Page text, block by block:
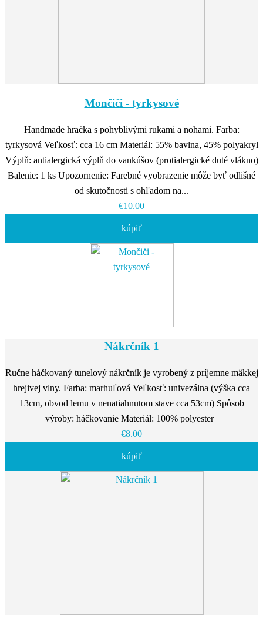
Mončiči - tyrkysové
Handmade hračka s pohyblivými rukami a nohami. Farba:
tyrkysová Veľkosť: cca 16 cm Materiál: 55% bavlna, 45% polyakryl
Výplň: antialergická výplň do vankúšov (protialergické duté vlákno)
Balenie: 1 ks Upozornenie: Farebné vyobrazenie môže byť odlišné
od skutočnosti s ohľadom na...
€10.00
kúpiť
Nákrčník 1
Ručne háčkovaný tunelový nákrčník je vyrobený z príjemne mäkkej
hrejivej vlny. Farba: marhuľová Veľkosť: univezálna (výška cca
13cm, obvod lemu v nenatiahnutom stave cca 53cm) Spôsob
výroby: háčkovanie Materiál: 100% polyester
€8.00
kúpiť